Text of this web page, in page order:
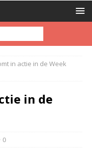
in actie in de Week
in de
0